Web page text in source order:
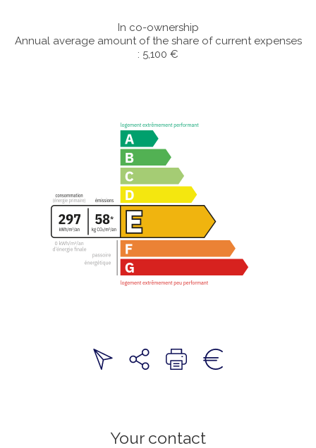
In co-ownership
Annual average amount of the share of current expenses
: 5,100 €
Your contact